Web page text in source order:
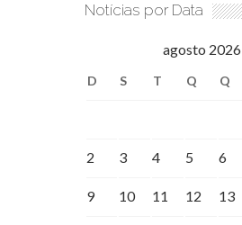
Notícias por Data
agosto 2026
D S T Q Q
2 3 4 5 6
9 10 11 12 13